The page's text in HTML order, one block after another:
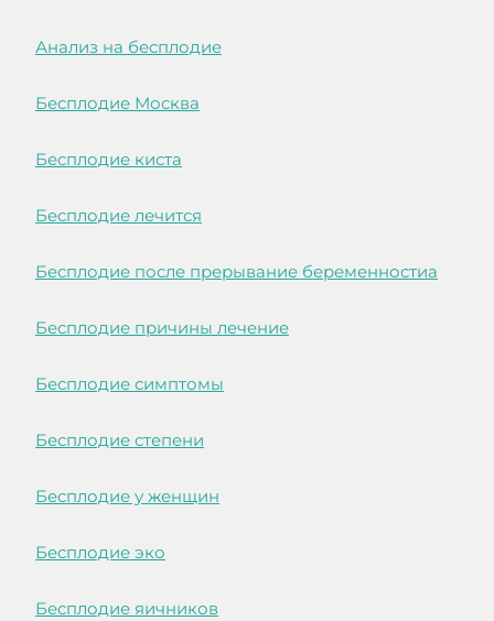
Анализ на бесплодие
Бесплодие Москва
Бесплодие киста
Бесплодие лечится
Бесплодие после прерывание беременностиа
Бесплодие причины лечение
Бесплодие симптомы
Бесплодие степени
Бесплодие у женщин
Бесплодие эко
Бесплодие яичников